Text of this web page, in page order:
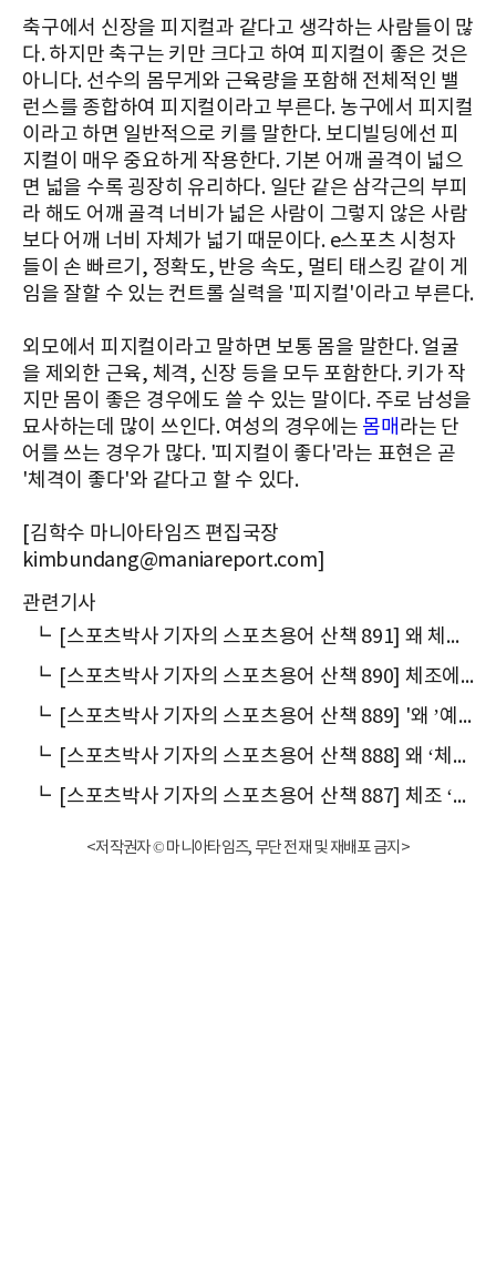
축구에서 신장을 피지컬과 같다고 생각하는 사람들이 많
다. 하지만 축구는 키만 크다고 하여 피지컬이 좋은 것은
아니다. 선수의 몸무게와 근육량을 포함해 전체적인 밸
런스를 종합하여 피지컬이라고 부른다. 농구에서 피지컬
이라고 하면 일반적으로 키를 말한다. 보디빌딩에선 피
지컬이 매우 중요하게 작용한다. 기본 어깨 골격이 넓으
면 넓을 수록 굉장히 유리하다. 일단 같은 삼각근의 부피
라 해도 어깨 골격 너비가 넓은 사람이 그렇지 않은 사람
보다 어깨 너비 자체가 넓기 때문이다. e스포츠 시청자
들이 손 빠르기, 정확도, 반응 속도, 멀티 태스킹 같이 게
임을 잘할 수 있는 컨트롤 실력을 '피지컬'이라고 부른다.
외모에서 피지컬이라고 말하면 보통 몸을 말한다. 얼굴
을 제외한 근육, 체격, 신장 등을 모두 포함한다. 키가 작
지만 몸이 좋은 경우에도 쓸 수 있는 말이다. 주로 남성을
묘사하는데 많이 쓰인다. 여성의 경우에는 몸매라는 단
어를 쓰는 경우가 많다. '피지컬이 좋다'라는 표현은 곧
'체격이 좋다'와 같다고 할 수 있다.
[김학수 마니아타임즈 편집국장
kimbundang@maniareport.com]
관련기사
┗
[스포츠박사 기자의 스포츠용어 산책 891] 왜 체조에서 ‘난도’라고 말할까
┗
[스포츠박사 기자의 스포츠용어 산책 890] 체조에서 왜 ‘개인종합’이라고 말할까
┗
[스포츠박사 기자의 스포츠용어 산책 889] '왜 ’예선(豫選)‘이라고 말할까
┗
[스포츠박사 기자의 스포츠용어 산책 888] 왜 ‘체조 요정’이라고 말할까
┗
[스포츠박사 기자의 스포츠용어 산책 887] 체조 ‘단체전’에서 ‘단체(團體)’는 어떻게 만들어진 말일까
<저작권자 © 마니아타임즈, 무단 전재 및 재배포 금지>